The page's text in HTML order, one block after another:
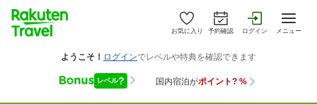
お気に入り 予約確認 ログイン メニュー